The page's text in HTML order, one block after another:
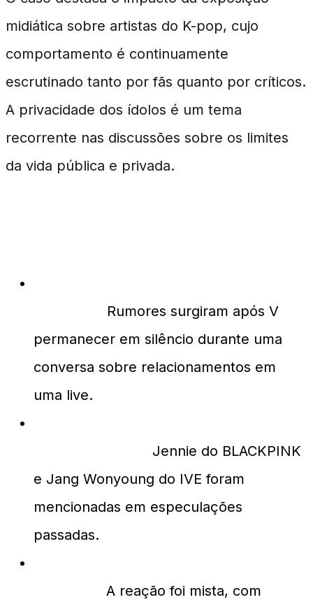
midiática sobre artistas do K-pop, cujo
comportamento é continuamente
escrutinado tanto por fãs quanto por críticos.
A privacidade dos ídolos é um tema
recorrente nas discussões sobre os limites
da vida pública e privada.
Rumores surgiram após V
permanecer em silêncio durante uma
conversa sobre relacionamentos em
uma live.
Jennie do BLACKPINK
e Jang Wonyoung do IVE foram
mencionadas em especulações
passadas.
A reação foi mista, com